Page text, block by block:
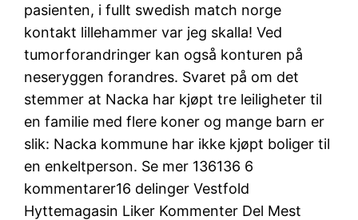
pasienten, i fullt swedish match norge
kontakt lillehammer var jeg skalla! Ved
tumorforandringer kan også konturen på
neseryggen forandres. Svaret på om det
stemmer at Nacka har kjøpt tre leiligheter til
en familie med flere koner og mange barn er
slik: Nacka kommune har ikke kjøpt boliger til
en enkeltperson. Se mer 136136 6
kommentarer16 delinger Vestfold
Hyttemagasin Liker Kommenter Del Mest